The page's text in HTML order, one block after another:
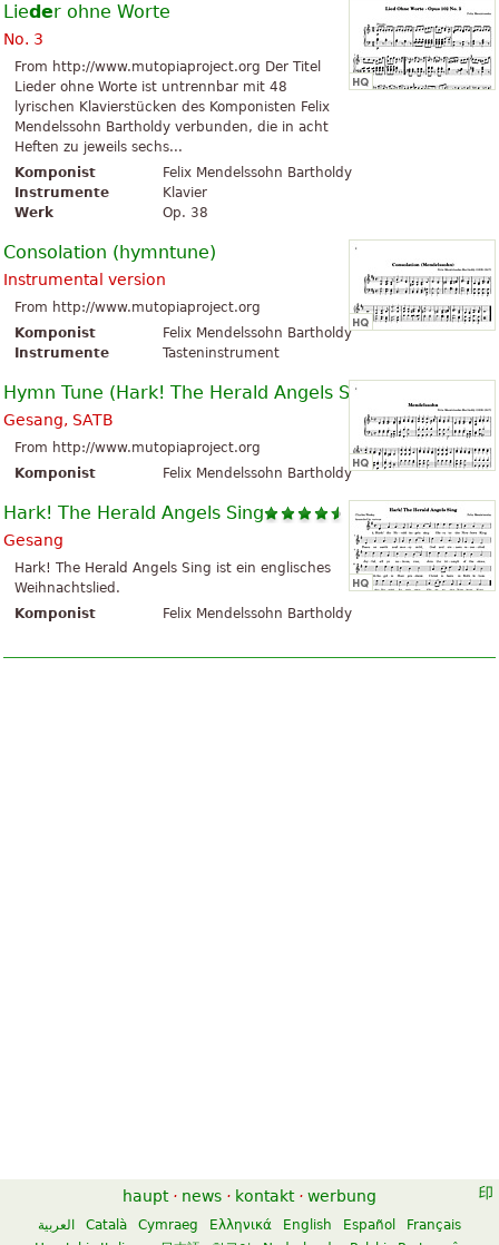
Lieder ohne Worte
No. 3
From http://www.mutopiaproject.org Der Titel
Lieder ohne Worte ist untrennbar mit 48
lyrischen Klavierstücken des Komponisten Felix
Mendelssohn Bartholdy verbunden, die in acht
Heften zu jeweils sechs...
Komponist
Felix Mendelssohn Bartholdy
Instrumente
Klavier
Werk
Op. 38
Consolation (hymntune)
Instrumental version
From http://www.mutopiaproject.org
Komponist
Felix Mendelssohn Bartholdy
Instrumente
Tasteninstrument
Hymn Tune (Hark! The Herald Angels Sing)
Gesang, SATB
From http://www.mutopiaproject.org
Komponist
Felix Mendelssohn Bartholdy
Hark! The Herald Angels Sing
Gesang
Hark! The Herald Angels Sing ist ein englisches
Weihnachtslied.
Komponist
Felix Mendelssohn Bartholdy
haupt · news · kontakt · werbung
العربية Català Cymraeg Ελληνικά English Español
Français